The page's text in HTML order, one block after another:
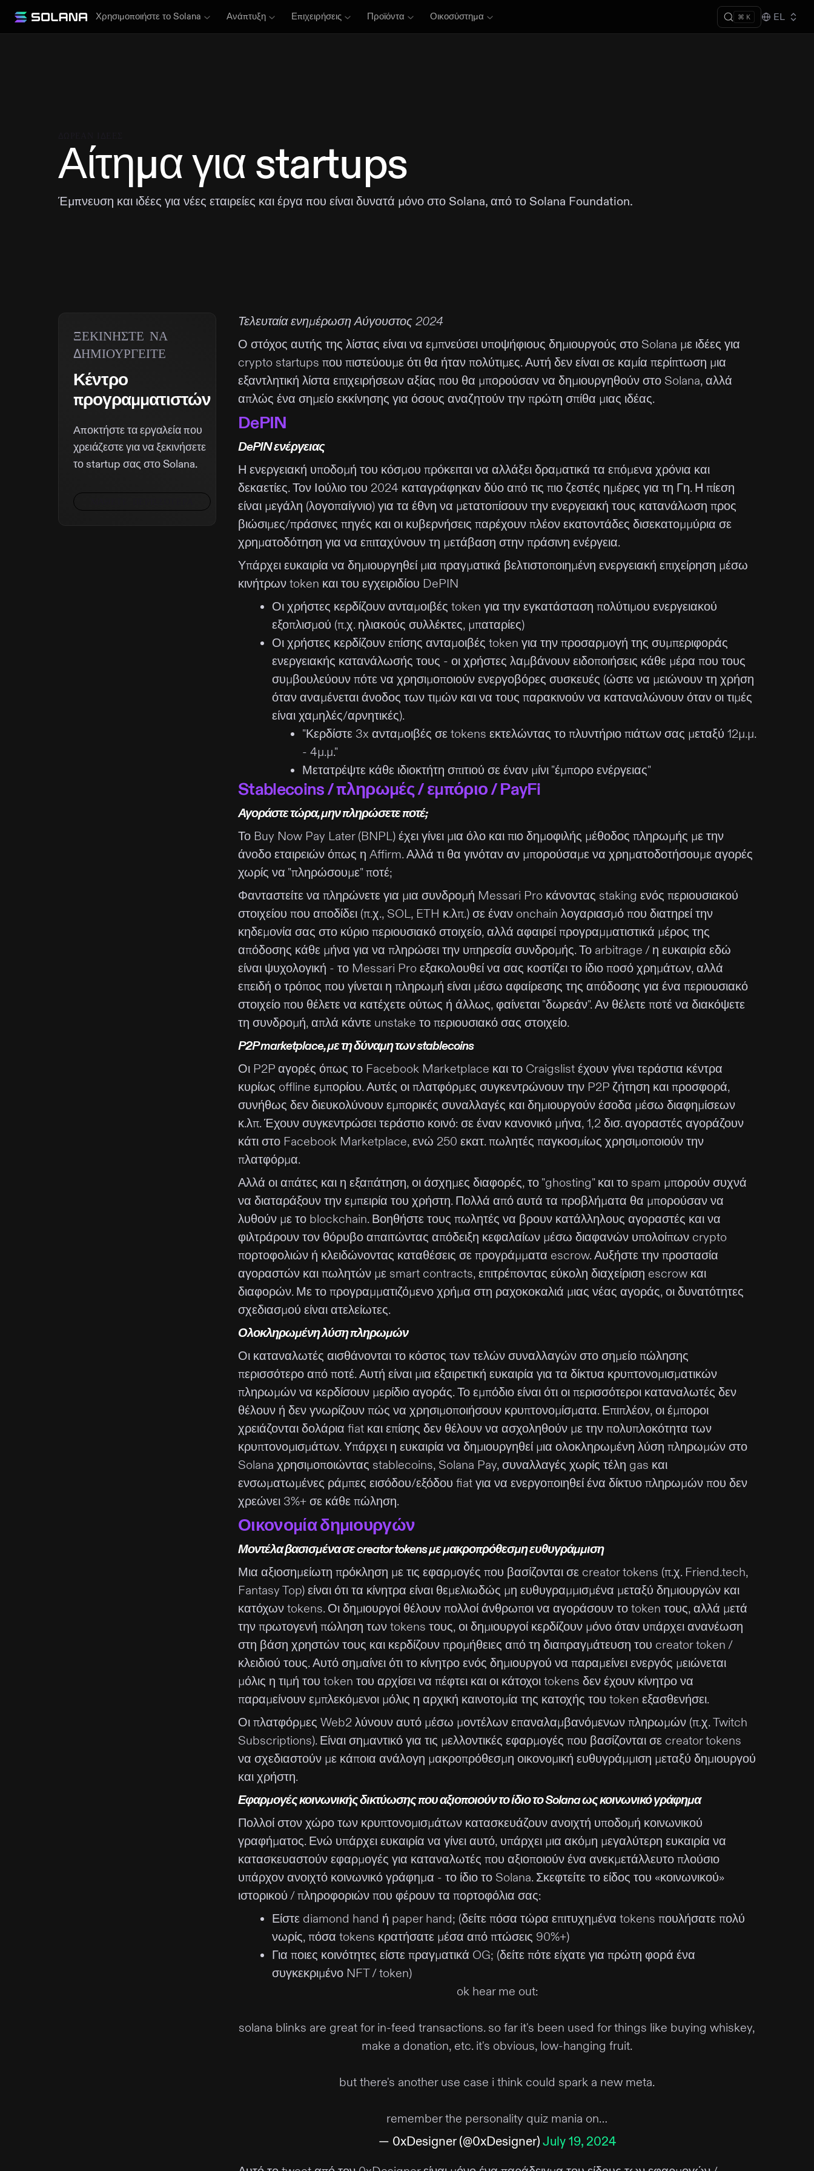
Χρησιμοποιήστε το Solana Ανάπτυξη Επιχειρήσεις Προϊόντα Οικοσύστημα ⌘ K EL
Αίτημα για startups
Έμπνευση και ιδέες για νέες εταιρείες και έργα που είναι δυνατά μόνο στο Solana, από το Solana Foundation.
ΞΕΚΙΝΗΣΤΕ ΝΑ
ΔΗΜΙΟΥΡΓΕΙΤΕ
Κέντρο
προγραμματιστών
Αποκτήστε τα εργαλεία που
χρειάζεστε για να ξεκινήσετε
το startup σας στο Solana.
Τελευταία ενημέρωση Αύγουστος 2024
Ο στόχος αυτής της λίστας είναι να εμπνεύσει υποψήφιους δημιουργούς στο Solana με ιδέες για
crypto startups που πιστεύουμε ότι θα ήταν πολύτιμες. Αυτή δεν είναι σε καμία περίπτωση μια
εξαντλητική λίστα επιχειρήσεων αξίας που θα μπορούσαν να δημιουργηθούν στο Solana, αλλά
απλώς ένα σημείο εκκίνησης για όσους αναζητούν την πρώτη σπίθα μιας ιδέας.
DePIN
DePIN ενέργειας
Η ενεργειακή υποδομή του κόσμου πρόκειται να αλλάξει δραματικά τα επόμενα χρόνια και
δεκαετίες. Τον Ιούλιο του 2024 καταγράφηκαν δύο από τις πιο ζεστές ημέρες για τη Γη. Η πίεση
είναι μεγάλη (λογοπαίγνιο) για τα έθνη να μετατοπίσουν την ενεργειακή τους κατανάλωση προς
βιώσιμες/πράσινες πηγές και οι κυβερνήσεις παρέχουν πλέον εκατοντάδες δισεκατομμύρια σε
χρηματοδότηση για να επιταχύνουν τη μετάβαση στην πράσινη ενέργεια.
Υπάρχει ευκαιρία να δημιουργηθεί μια πραγματικά βελτιστοποιημένη ενεργειακή επιχείρηση μέσω
κινήτρων token και του εγχειριδίου DePIN
Οι χρήστες κερδίζουν ανταμοιβές token για την εγκατάσταση πολύτιμου ενεργειακού
εξοπλισμού (π.χ. ηλιακούς συλλέκτες, μπαταρίες)
Οι χρήστες κερδίζουν επίσης ανταμοιβές token για την προσαρμογή της συμπεριφοράς
ενεργειακής κατανάλωσής τους - οι χρήστες λαμβάνουν ειδοποιήσεις κάθε μέρα που τους
συμβουλεύουν πότε να χρησιμοποιούν ενεργοβόρες συσκευές (ώστε να μειώνουν τη χρήση
όταν αναμένεται άνοδος των τιμών και να τους παρακινούν να καταναλώνουν όταν οι τιμές
είναι χαμηλές/αρνητικές).
"Κερδίστε 3x ανταμοιβές σε tokens εκτελώντας το πλυντήριο πιάτων σας μεταξύ 12μ.μ.
- 4μ.μ."
Μετατρέψτε κάθε ιδιοκτήτη σπιτιού σε έναν μίνι "έμπορο ενέργειας"
Stablecoins / πληρωμές / εμπόριο / PayFi
Αγοράστε τώρα, μην πληρώσετε ποτέ;
Το Buy Now Pay Later (BNPL) έχει γίνει μια όλο και πιο δημοφιλής μέθοδος πληρωμής με την
άνοδο εταιρειών όπως η Affirm. Αλλά τι θα γινόταν αν μπορούσαμε να χρηματοδοτήσουμε αγορές
χωρίς να "πληρώσουμε" ποτέ;
Φανταστείτε να πληρώνετε για μια συνδρομή Messari Pro κάνοντας staking ενός περιουσιακού
στοιχείου που αποδίδει (π.χ., SOL, ETH κ.λπ.) σε έναν onchain λογαριασμό που διατηρεί την
κηδεμονία σας στο κύριο περιουσιακό στοιχείο, αλλά αφαιρεί προγραμματιστικά μέρος της
απόδοσης κάθε μήνα για να πληρώσει την υπηρεσία συνδρομής. Το arbitrage / η ευκαιρία εδώ
είναι ψυχολογική - το Messari Pro εξακολουθεί να σας κοστίζει το ίδιο ποσό χρημάτων, αλλά
επειδή ο τρόπος που γίνεται η πληρωμή είναι μέσω αφαίρεσης της απόδοσης για ένα περιουσιακό
στοιχείο που θέλετε να κατέχετε ούτως ή άλλως, φαίνεται "δωρεάν". Αν θέλετε ποτέ να διακόψετε
τη συνδρομή, απλά κάντε unstake το περιουσιακό σας στοιχείο.
P2P marketplace, με τη δύναμη των stablecoins
Οι P2P αγορές όπως το Facebook Marketplace και το Craigslist έχουν γίνει τεράστια κέντρα
κυρίως offline εμπορίου. Αυτές οι πλατφόρμες συγκεντρώνουν την P2P ζήτηση και προσφορά,
συνήθως δεν διευκολύνουν εμπορικές συναλλαγές και δημιουργούν έσοδα μέσω διαφημίσεων
κ.λπ. Έχουν συγκεντρώσει τεράστιο κοινό: σε έναν κανονικό μήνα, 1,2 δισ. αγοραστές αγοράζουν
κάτι στο Facebook Marketplace, ενώ 250 εκατ. πωλητές παγκοσμίως χρησιμοποιούν την
πλατφόρμα.
Αλλά οι απάτες και η εξαπάτηση, οι άσχημες διαφορές, το "ghosting" και το spam μπορούν συχνά
να διαταράξουν την εμπειρία του χρήστη. Πολλά από αυτά τα προβλήματα θα μπορούσαν να
λυθούν με το blockchain. Βοηθήστε τους πωλητές να βρουν κατάλληλους αγοραστές και να
φιλτράρουν τον θόρυβο απαιτώντας απόδειξη κεφαλαίων μέσω διαφανών υπολοίπων crypto
πορτοφολιών ή κλειδώνοντας καταθέσεις σε προγράμματα escrow. Αυξήστε την προστασία
αγοραστών και πωλητών με smart contracts, επιτρέποντας εύκολη διαχείριση escrow και
διαφορών. Με το προγραμματιζόμενο χρήμα στη ραχοκοκαλιά μιας νέας αγοράς, οι δυνατότητες
σχεδιασμού είναι ατελείωτες.
Ολοκληρωμένη λύση πληρωμών
Οι καταναλωτές αισθάνονται το κόστος των τελών συναλλαγών στο σημείο πώλησης
περισσότερο από ποτέ. Αυτή είναι μια εξαιρετική ευκαιρία για τα δίκτυα κρυπτονομισματικών
πληρωμών να κερδίσουν μερίδιο αγοράς. Το εμπόδιο είναι ότι οι περισσότεροι καταναλωτές δεν
θέλουν ή δεν γνωρίζουν πώς να χρησιμοποιήσουν κρυπτονομίσματα. Επιπλέον, οι έμποροι
χρειάζονται δολάρια fiat και επίσης δεν θέλουν να ασχοληθούν με την πολυπλοκότητα των
κρυπτονομισμάτων. Υπάρχει η ευκαιρία να δημιουργηθεί μια ολοκληρωμένη λύση πληρωμών στο
Solana χρησιμοποιώντας stablecoins, Solana Pay, συναλλαγές χωρίς τέλη gas και
ενσωματωμένες ράμπες εισόδου/εξόδου fiat για να ενεργοποιηθεί ένα δίκτυο πληρωμών που δεν
χρεώνει 3%+ σε κάθε πώληση.
Οικονομία δημιουργών
Μοντέλα βασισμένα σε creator tokens με μακροπρόθεσμη ευθυγράμμιση
Μια αξιοσημείωτη πρόκληση με τις εφαρμογές που βασίζονται σε creator tokens (π.χ. Friend.tech,
Fantasy Top) είναι ότι τα κίνητρα είναι θεμελιωδώς μη ευθυγραμμισμένα μεταξύ δημιουργών και
κατόχων tokens. Οι δημιουργοί θέλουν πολλοί άνθρωποι να αγοράσουν το token τους, αλλά μετά
την πρωτογενή πώληση των tokens τους, οι δημιουργοί κερδίζουν μόνο όταν υπάρχει ανανέωση
στη βάση χρηστών τους και κερδίζουν προμήθειες από τη διαπραγμάτευση του creator token /
κλειδιού τους. Αυτό σημαίνει ότι το κίνητρο ενός δημιουργού να παραμείνει ενεργός μειώνεται
μόλις η τιμή του token του αρχίσει να πέφτει και οι κάτοχοι tokens δεν έχουν κίνητρο να
παραμείνουν εμπλεκόμενοι μόλις η αρχική καινοτομία της κατοχής του token εξασθενήσει.
Οι πλατφόρμες Web2 λύνουν αυτό μέσω μοντέλων επαναλαμβανόμενων πληρωμών (π.χ. Twitch
Subscriptions). Είναι σημαντικό για τις μελλοντικές εφαρμογές που βασίζονται σε creator tokens
να σχεδιαστούν με κάποια ανάλογη μακροπρόθεσμη οικονομική ευθυγράμμιση μεταξύ δημιουργού
και χρήστη.
Εφαρμογές κοινωνικής δικτύωσης που αξιοποιούν το ίδιο το Solana ως κοινωνικό γράφημα
Πολλοί στον χώρο των κρυπτονομισμάτων κατασκευάζουν ανοιχτή υποδομή κοινωνικού
γραφήματος. Ενώ υπάρχει ευκαιρία να γίνει αυτό, υπάρχει μια ακόμη μεγαλύτερη ευκαιρία να
κατασκευαστούν εφαρμογές για καταναλωτές που αξιοποιούν ένα ανεκμετάλλευτο πλούσιο
υπάρχον ανοιχτό κοινωνικό γράφημα - το ίδιο το Solana. Σκεφτείτε το είδος του «κοινωνικού»
ιστορικού / πληροφοριών που φέρουν τα πορτοφόλια σας:
Είστε diamond hand ή paper hand; (δείτε πόσα τώρα επιτυχημένα tokens πουλήσατε πολύ
νωρίς, πόσα tokens κρατήσατε μέσα από πτώσεις 90%+)
Για ποιες κοινότητες είστε πραγματικά OG; (δείτε πότε είχατε για πρώτη φορά ένα
συγκεκριμένο NFT / token)
ok hear me out:
solana blinks are great for in-feed transactions. so far it's been used for things like buying whiskey,
make a donation, etc. it's obvious, low-hanging fruit.
but there's another use case i think could spark a new meta.
remember the personality quiz mania on…
— 0xDesigner (@0xDesigner)July 19, 2024